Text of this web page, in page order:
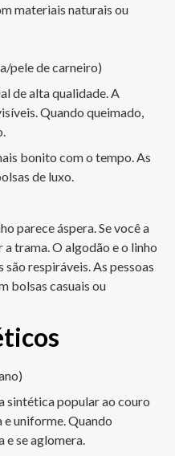
materiais naturais ou
pele de carneiro)
de alta qualidade. A
Quando queimado,
bonito com o tempo. As
de luxo.
parece áspera. Se você a
trama. O algodão e o linho
respiráveis. As pessoas
bolsas casuais ou
sintética popular ao couro
e uniforme. Quando
se aglomera.